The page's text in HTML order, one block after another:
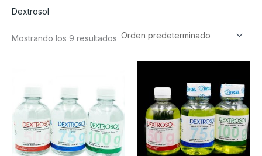
Dextrosol
Mostrando los 9 resultados